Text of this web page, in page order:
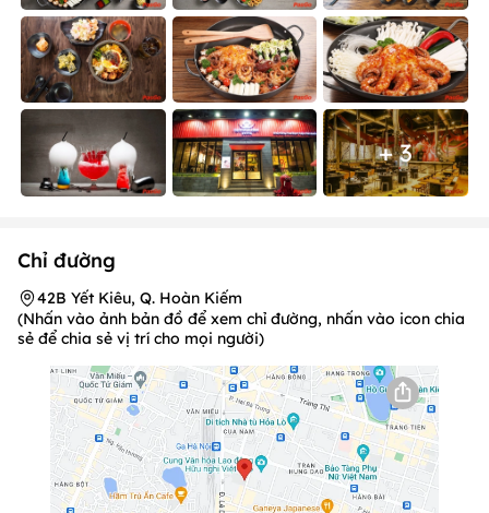
+ 3
Chỉ đường
42B Yết Kiêu, Q. Hoàn Kiếm
(Nhấn vào ảnh bản đồ để xem chỉ đường, nhấn vào icon chia
sẻ để chia sẻ vị trí cho mọi người)